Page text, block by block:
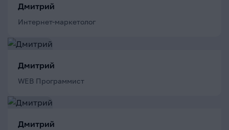
Дмитрий
Интернет-маркетолог
Дмитрий
WEB Программист
Дмитрий